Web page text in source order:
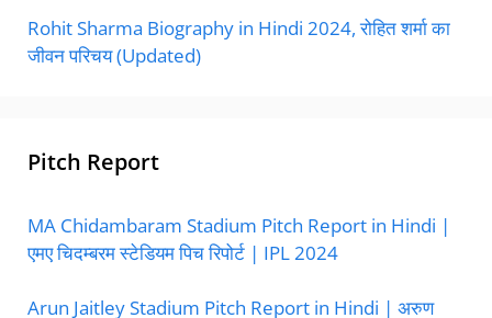
Rohit Sharma Biography in Hindi 2024, रोहित शर्मा का
जीवन परिचय (Updated)
Pitch Report
MA Chidambaram Stadium Pitch Report in Hindi |
एमए चिदम्बरम स्टेडियम पिच रिपोर्ट | IPL 2024
Arun Jaitley Stadium Pitch Report in Hindi | अरुण